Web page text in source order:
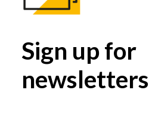
Sign up for
newsletters